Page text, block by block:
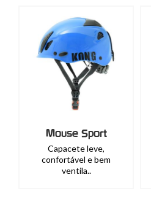
Mouse Sport
Capacete leve,
confortável e bem
ventila..